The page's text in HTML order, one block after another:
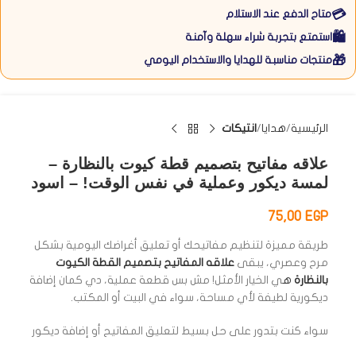
💳متاح الدفع عند الاستلام
🛍️ استمتع بتجربة شراء سهلة وآمنة
🎁منتجات مناسبة للهدايا والاستخدام اليومي
الرئيسية هدايا انتيكات
علاقه مفاتيح بتصميم قطة كيوت بالنظارة –
لمسة ديكور وعملية في نفس الوقت! – اسود
75,00 EGP
طريقة مميزة لتنظيم مفاتيحك أو تعليق أغراضك اليومية بشكل
مرح وعصري، يبقى علاقه المفاتيح بتصميم القطة الكيوت
بالنظارة هي الخيار الأمثل! مش بس قطعة عملية، دي كمان إضافة
ديكورية لطيفة لأي مساحة، سواء في البيت أو المكتب.
سواء كنت بتدور على حل بسيط لتعليق المفاتيح أو إضافة ديكور